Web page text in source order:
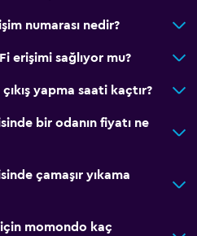
numarası nedir?
erişimi sağlıyor mu?
yapma saati kaçtır?
bir odanın fiyatı ne
çamaşır yıkama
momondo kaç